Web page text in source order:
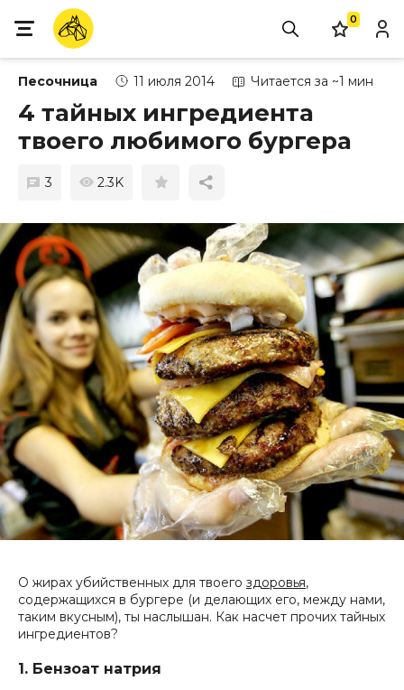
0
Песочница 11 июля 2014 Читается за ~1 мин
4 тайных ингредиента
твоего любимого бургера
3 2.3K
О жирах убийственных для твоего здоровья,
содержащихся в бургере (и делающих его, между нами,
таким вкусным), ты наслышан. Как насчет прочих тайных
ингредиентов?
1. Бензоат натрия